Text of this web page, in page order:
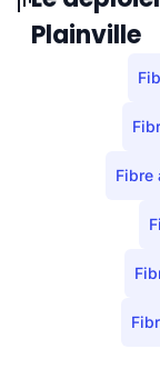
Plainville
Fibre